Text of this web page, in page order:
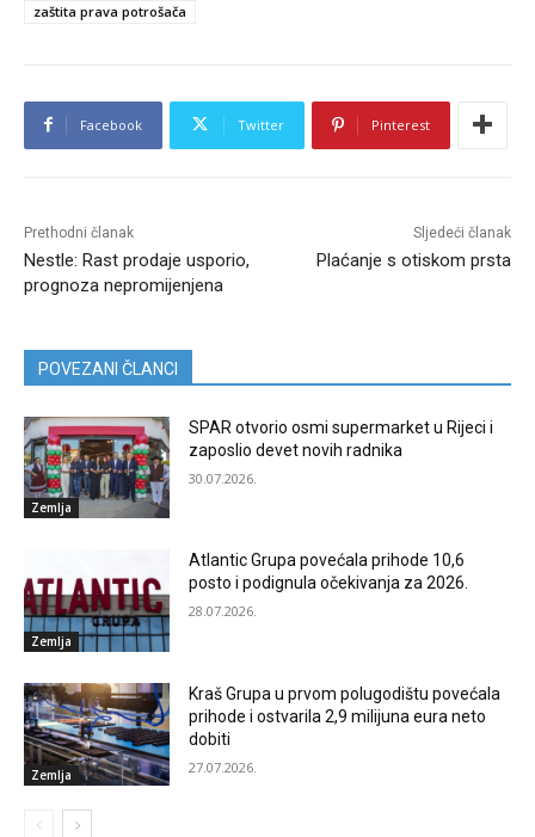
zaštita prava potrošača
Facebook Twitter Pinterest
Prethodni članak
Nestle: Rast prodaje usporio,
prognoza nepromijenjena
Sljedeći članak
Plaćanje s otiskom prsta
POVEZANI ČLANCI
Zemlja
SPAR otvorio osmi supermarket u Rijeci i
zaposlio devet novih radnika
30.07.2026.
Zemlja
Atlantic Grupa povećala prihode 10,6
posto i podignula očekivanja za 2026.
28.07.2026.
Zemlja
Kraš Grupa u prvom polugodištu povećala
prihode i ostvarila 2,9 milijuna eura neto
dobiti
27.07.2026.